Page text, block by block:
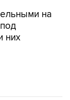
на
них